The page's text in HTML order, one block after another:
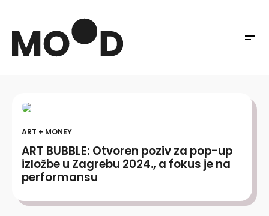
ART + MONEY
ART BUBBLE: Otvoren poziv za pop-up
izložbe u Zagrebu 2024., a fokus je na
performansu